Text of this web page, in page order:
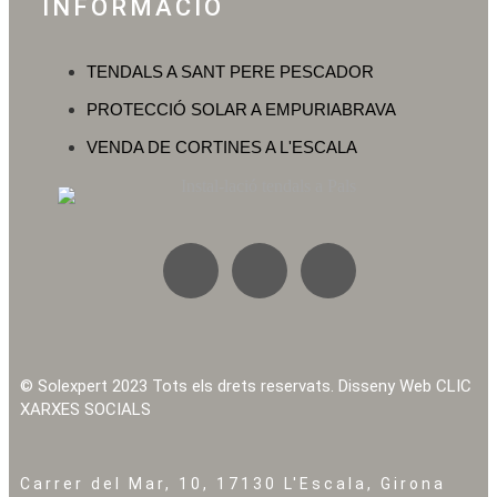
INFORMACIÓ
TENDALS A SANT PERE PESCADOR
PROTECCIÓ SOLAR A EMPURIABRAVA
VENDA DE CORTINES A L'ESCALA
© Solexpert 2023 Tots els drets reservats. Disseny Web CLIC
XARXES SOCIALS
Carrer del Mar, 10, 17130 L'Escala, Girona